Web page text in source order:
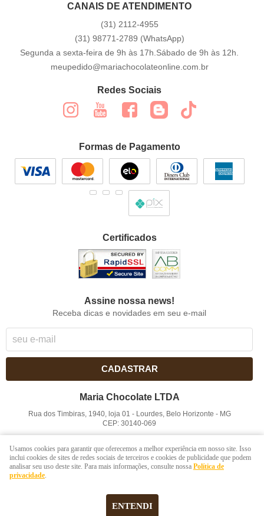
CANAIS DE ATENDIMENTO
(31) 2112-4955
(31) 98771-2789 (WhatsApp)
Segunda a sexta-feira de 9h às 17h.Sábado de 9h às 12h.
meupedido@mariachocolateonline.com.br
Redes Sociais
Formas de Pagamento
Certificados
Assine nossa news!
Receba dicas e novidades em seu e-mail
CADASTRAR
Maria Chocolate LTDA
Rua dos Timbiras, 1940, loja 01 - Lourdes, Belo Horizonte - MG
CEP: 30140-069
LOJA VIRTUAL CRIADA POR
Usamos cookies para garantir que oferecemos a melhor experiência em nosso site. Isso
inclui cookies de sites de redes sociais de terceiros e cookies de publicidade que podem
analisar seu uso deste site. Para mais informações, consulte nossa Política de
privacidade.
ENTENDI